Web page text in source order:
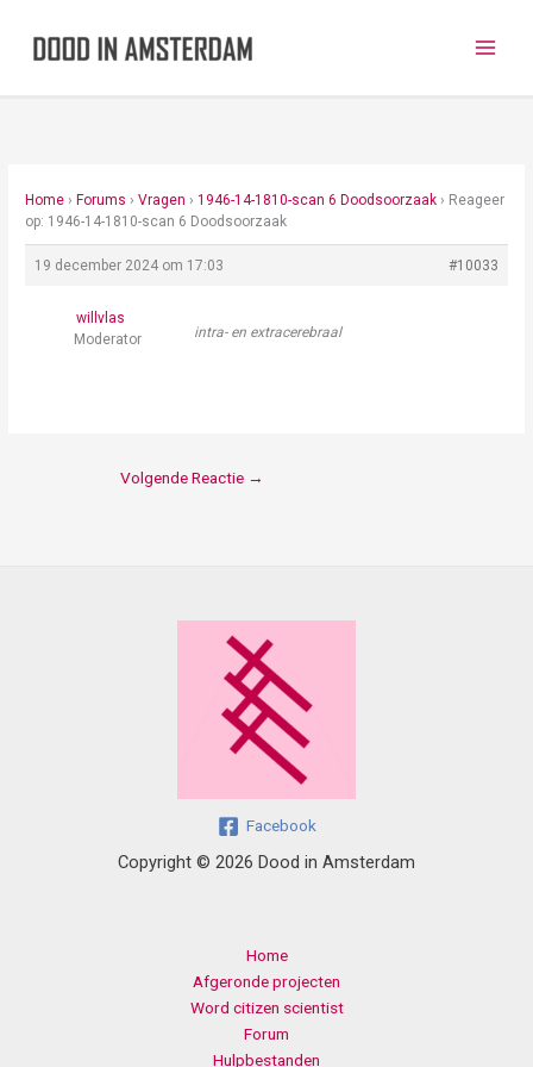
Home › Forums › Vragen › 1946-14-1810-scan 6 Doodsoorzaak › Reageer
op: 1946-14-1810-scan 6 Doodsoorzaak
19 december 2024 om 17:03 #10033
willvlas
Moderator
intra- en extracerebraal
Volgende Reactie →
Facebook
Copyright © 2026 Dood in Amsterdam
Home
Afgeronde projecten
Word citizen scientist
Forum
Hulpbestanden